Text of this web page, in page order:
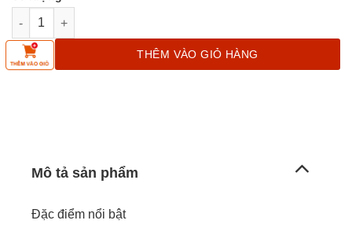
Camera Imou Ranger A22 số lượng
THÊM VÀO GIỎ HÀNG
Mô tả sản phẩm
Đặc điểm nổi bật